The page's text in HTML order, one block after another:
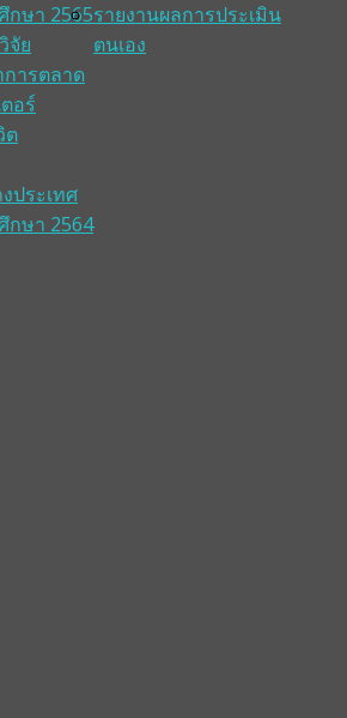
กษา 2565
จัย
ารตลาด
อร์
ต
ประเทศ
กษา 2564
รายงานผลการประเมิน
ตนเอง